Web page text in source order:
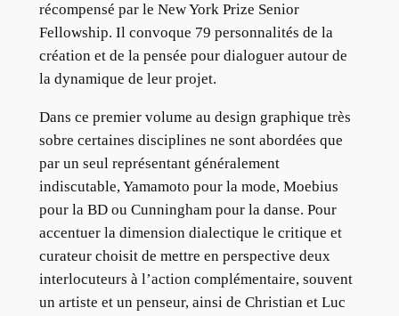
récompensé par le New York Prize Senior
Fellowship. Il convoque 79 personnalités de la
création et de la pensée pour dialoguer autour de
la dynamique de leur projet.
Dans ce premier volume au design graphique très
sobre certaines disciplines ne sont abordées que
par un seul représentant généralement
indiscutable, Yamamoto pour la mode, Moebius
pour la BD ou Cunningham pour la danse. Pour
accentuer la dimension dialectique le critique et
curateur choisit de mettre en perspective deux
interlocuteurs à l’action complémentaire, souvent
un artiste et un penseur, ainsi de Christian et Luc